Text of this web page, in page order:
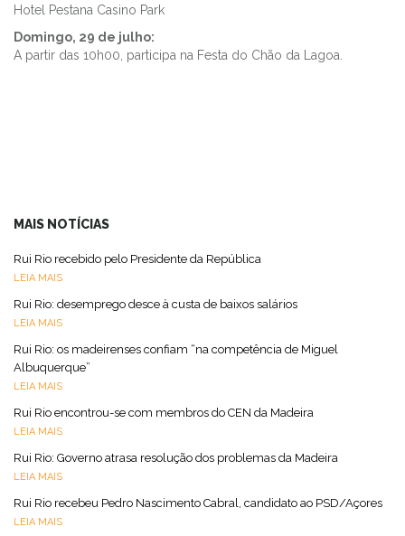
Hotel Pestana Casino Park
Domingo, 29 de julho:
A partir das 10h00, participa na Festa do Chão da Lagoa.
MAIS NOTÍCIAS
Rui Rio recebido pelo Presidente da República
LEIA MAIS
Rui Rio: desemprego desce à custa de baixos salários
LEIA MAIS
Rui Rio: os madeirenses confiam “na competência de Miguel
Albuquerque”
LEIA MAIS
Rui Rio encontrou-se com membros do CEN da Madeira
LEIA MAIS
Rui Rio: Governo atrasa resolução dos problemas da Madeira
LEIA MAIS
Rui Rio recebeu Pedro Nascimento Cabral, candidato ao PSD/Açores
LEIA MAIS